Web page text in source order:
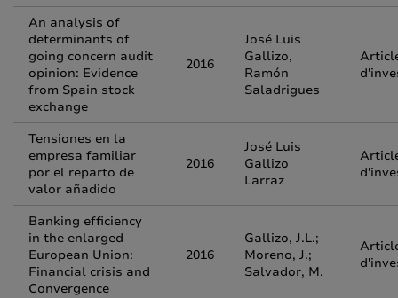
An analysis of
determinants of
going concern audit
opinion: Evidence
from Spain stock
exchange
2016
José Luis
Gallizo,
Ramón
Saladrigues
Tensiones en la
empresa familiar
por el reparto de
valor añadido
2016
José Luis
Gallizo
Larraz
Banking efficiency
in the enlarged
European Union:
Financial crisis and
Convergence
2016
Gallizo, J.L.;
Moreno, J.;
Salvador, M.